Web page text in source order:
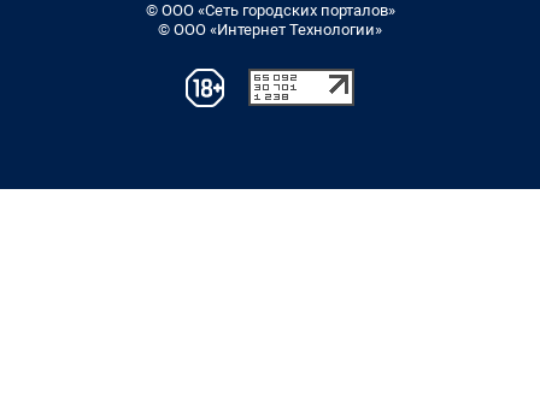
© ООО «Сеть городских порталов»
© ООО «Интернет Технологии»